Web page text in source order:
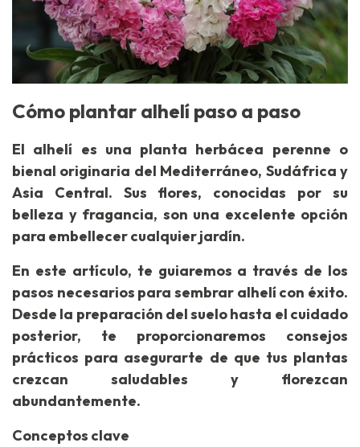
Cómo plantar alhelí paso a paso
El alhelí es una planta herbácea perenne o
bienal originaria del Mediterráneo, Sudáfrica y
Asia Central. Sus flores, conocidas por su
belleza y fragancia, son una excelente opción
para embellecer cualquier jardín.
En este artículo, te guiaremos a través de los
pasos necesarios para sembrar alhelí con éxito.
Desde la preparación del suelo hasta el cuidado
posterior, te proporcionaremos consejos
prácticos para asegurarte de que tus plantas
crezcan saludables y florezcan
abundantemente.
Conceptos clave